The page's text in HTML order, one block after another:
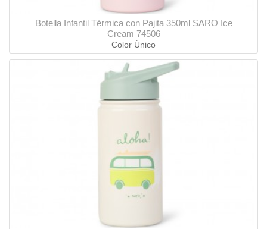
Botella Infantil Térmica con Pajita 350ml SARO Ice
Cream 74506
Color Único